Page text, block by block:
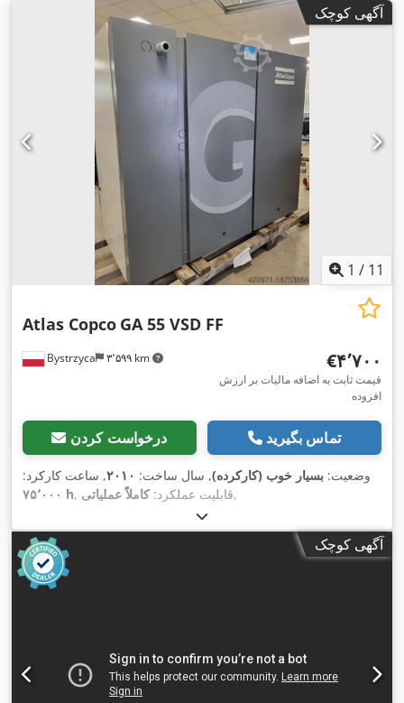
آگهی کوچک
1 / 11
Bystrzyca ۳٬۵۹۹ km
Atlas Copco GA 55 VSD FF
‎€۴٬۷۰۰
قیمت ثابت به اضافه مالیات بر ارزش
افزوده
درخواست کردن تماس بگیرید
وضعیت: بسیار خوب (کارکرده), سال ساخت: ۲۰۱۰, ساعت کارکرد:
۷۵٬۰۰۰ h
, قابلیت عملکرد:کاملاً عملیاتی ,
آگهی کوچک